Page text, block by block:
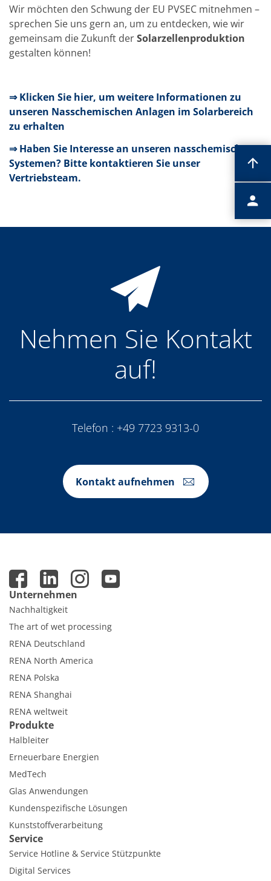
Wir möchten den Schwung der EU PVSEC mitnehmen –
sprechen Sie uns gern an, um zu entdecken, wie wir
gemeinsam die Zukunft derSolarzellenproduktion
gestalten können!
⇒ Klicken Sie hier, um weitere Informationen zu
unseren Nasschemischen Anlagen im Solarbereich
zu erhalten
⇒ Haben Sie Interesse an unseren nasschemischen
Systemen? Bitte kontaktieren Sie unser
Vertriebsteam.
Nehmen Sie Kontakt
auf!
Telefon : +49 7723 9313-0
Kontakt aufnehmen
Unternehmen
Nachhaltigkeit
The art of wet processing
RENA Deutschland
RENA North America
RENA Polska
RENA Shanghai
RENA weltweit
Produkte
Halbleiter
Erneuerbare Energien
MedTech
Glas Anwendungen
Kundenspezifische Lösungen
Kunststoffverarbeitung
Service
Service Hotline & Service Stützpunkte
Digital Services